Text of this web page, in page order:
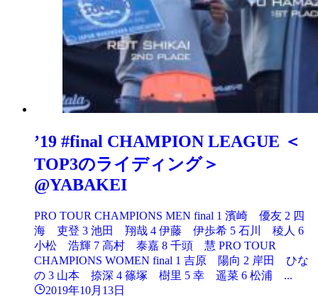
’19 #final CHAMPION LEAGUE ＜
TOP3のライディング＞
@YABAKEI
PRO TOUR CHAMPIONS MEN final 1 濱崎 優友 2 四
海 吏登 3 池田 翔哉 4 伊藤 伊歩希 5 石川 稜人 6
小松 浩輝 7 高村 泰嘉 8 千頭 慧 PRO TOUR
CHAMPIONS WOMEN final 1 吉原 陽向 2 岸田 ひな
の 3 山本 捺深 4 篠塚 樹里 5 幸 遥菜 6 松浦 ...
2019年10月13日